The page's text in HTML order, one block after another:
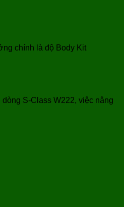
chính là độ Body Kit
S-Class W222, việc nâng